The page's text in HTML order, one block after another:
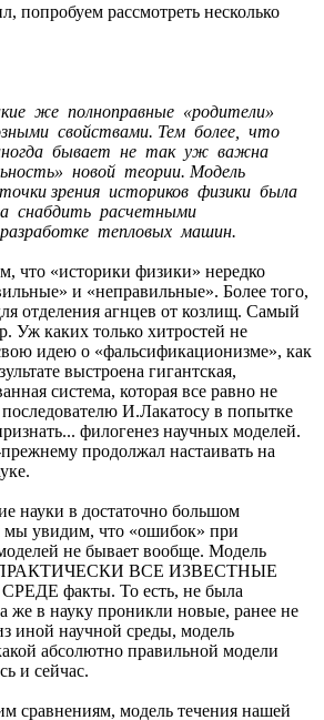
попробуем рассмотреть несколько
же полноправные «родители»
свойствами. Тем более,
что
бывает не так уж важна
новой теории. Модель
точки зрения историков физики была
снабдить расчетными
разработке тепловых машин.
что «историки физики» нередко
и «неправильные». Более того,
отделения агнцев от козлищ. Самый
Уж каких только хитростей не
идею о «фальсификационизме», как
выстроена гигантская,
система, которая все равно не
последователю И.Лакатосу в попытке
филогенез научных моделей.
продолжал настаивать на
науки в достаточно большом
мы увидим, что «ошибок» при
не бывает вообще. Модель
ПРАКТИЧЕСКИ ВСЕ ИЗВЕСТНЫЕ
факты. То есть, не была
же в науку проникли новые, ранее не
иной научной среды, модель
абсолютно правильной модели
и сейчас.
сравнениям, модель течения нашей